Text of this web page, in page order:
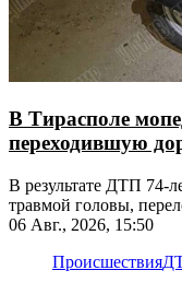
В Тирасполе
переходившую
В результате ДТП 74-
травмой головы,
06 Авг., 2026, 15:50
Происшествия